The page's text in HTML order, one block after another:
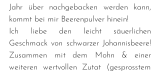
Jahr über nachgebacken werden kann,
kommt bei mir Beerenpulver hinein!
Ich liebe den leicht säuerlichen
Geschmack von schwarzer Johannisbeere!
Zusammen mit dem Mohn & einer
weiteren wertvollen Zutat (gesprosstem